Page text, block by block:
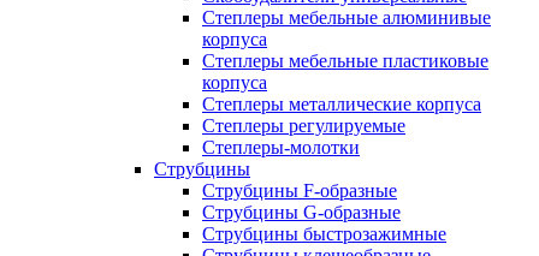
Степлеры мебельные алюминивые
корпуса
Степлеры мебельные пластиковые
корпуса
Степлеры металлические корпуса
Степлеры регулируемые
Степлеры-молотки
Струбцины
Струбцины F-образные
Струбцины G-образные
Струбцины быстрозажимные